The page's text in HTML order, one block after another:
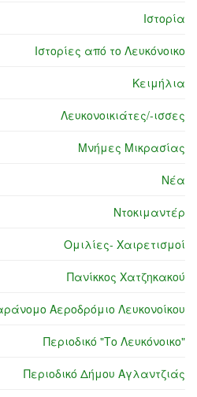
Ιστορία
Ιστορίες από το Λευκόνοικο
Κειμήλια
Λευκονοικιάτες/-ισσες
Μνήμες Μικρασίας
Νέα
Ντοκιμαντέρ
Ομιλίες- Χαιρετισμοί
Πανίκκος Χατζηκακού
Αεροδρόμιο Λευκονοίκου
Περιοδικό "Το Λευκόνοικο"
Περιοδικό Δήμου Αγλαντζιάς